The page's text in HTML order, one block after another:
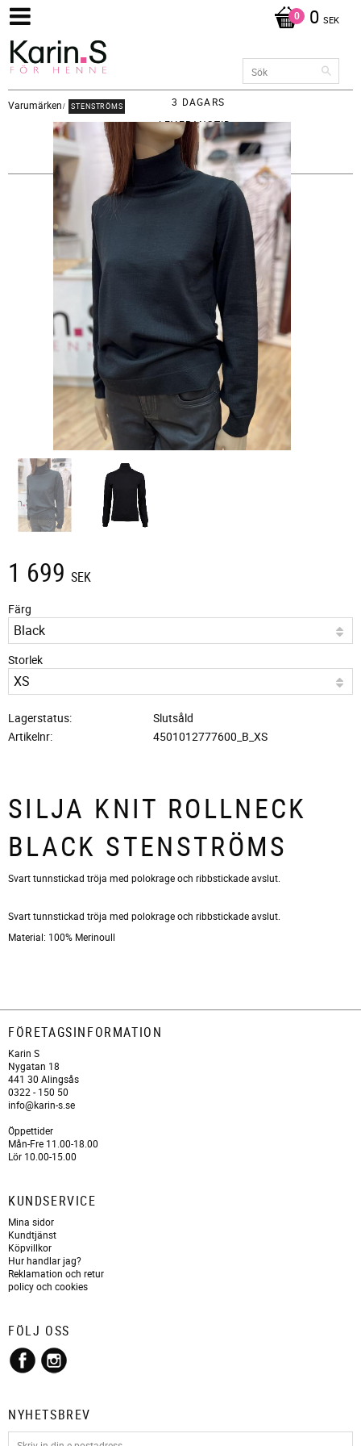
0 SEK
3 DAGARS
LEVERANSTID -
FRAKT 65KR
Varumärken STENSTRÖMS
1 699 SEK
Färg
Storlek
Lagerstatus
Slutsåld
Artikelnr
4501012777600_B_XS
SILJA KNIT ROLLNECK
BLACK STENSTRÖMS
Svart tunnstickad tröja med polokrage och ribbstickade avslut.
Svart tunnstickad tröja med polokrage och ribbstickade avslut.
Material: 100% Merinoull
FÖRETAGSINFORMATION
Karin S
Nygatan 18
441 30 Alingsås
0322 - 150 50
info@karin-s.se
Öppettider
Mån-Fre 11.00-18.00
Lör 10.00-15.00
KUNDSERVICE
Mina sidor
Kundtjänst
Köpvillkor
Hur handlar jag?
Reklamation och retur
policy och cookies
FÖLJ OSS
NYHETSBREV